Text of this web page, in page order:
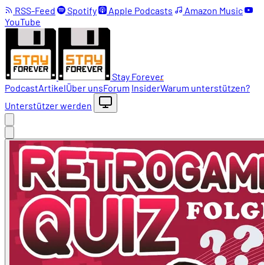
RSS-Feed Spotify Apple Podcasts
Amazon Music
YouTube
Stay Forever
PodcastArtikelÜber unsForum InsiderWarum unterstützen?
Unterstützer werden